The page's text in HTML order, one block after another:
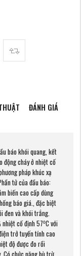
ĐÁNH GIÁ
báo khói quang, kết
động cháy ở nhiệt cố
pháp khúc xạ
tử của đầu báo:
biến cao cấp dùng
báo giá., đặc biệt
đen và khói trắng.
cố định 57⁰C với
trở tuyến tính cao
độ được đo rồi